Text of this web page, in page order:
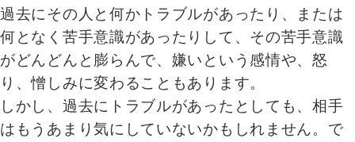
過去にその人と何かトラブルがあったり、または
何となく苦手意識があったりして、その苦手意識
がどんどんと膨らんで、嫌いという感情や、怒
り、憎しみに変わることもあります。
しかし、過去にトラブルがあったとしても、相手
はもうあまり気にしていないかもしれません。で